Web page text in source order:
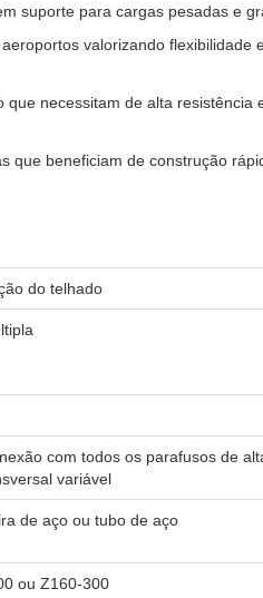
suporte para cargas pesadas e
valorizando flexibilidade
necessitam de alta resistência
que beneficiam de construção
do telhado
com todos os parafusos de
variável
de aço ou tubo de aço
ou Z160-300